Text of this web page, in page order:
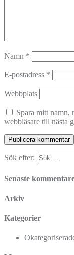
Namn *
E-postadress *
Webbplats
Spara mitt namn,
webbläsare till nästa
Sök efter:
Senaste
Arkiv
Kategorier